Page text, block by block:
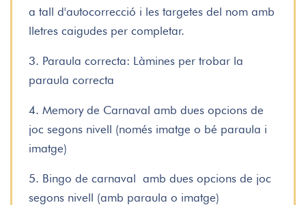
a tall d'autocorrecció i les targetes del nom amb
lletres caigudes per completar.
3. Paraula correcta: Làmines per trobar la
paraula correcta
4. Memory de Carnaval amb dues opcions de
joc segons nivell (només imatge o bé paraula i
imatge)
5. Bingo de carnaval amb dues opcions de joc
segons nivell (amb paraula o imatge)